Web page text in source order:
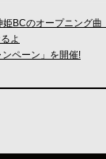
BCのオープニング
よ
ペーン」を開催!